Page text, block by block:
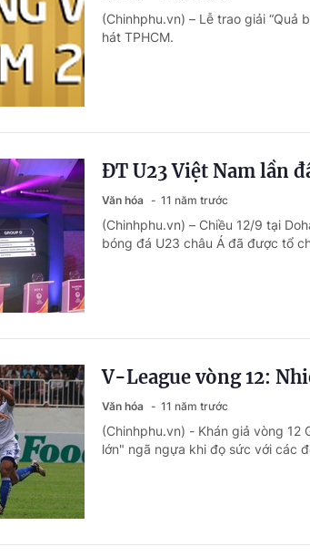
(Chinhphu.vn) – Lễ trao giải “Quả
hát TPHCM.
ĐT U23 Việt Nam lần
Văn hóa 11 năm trước
(Chinhphu.vn) – Chiều 12/9 tại
bóng đá U23 châu Á đã được tổ
V-League vòng 12:
Văn hóa 11 năm trước
(Chinhphu.vn) - Khán giả vòng 12
lớn" ngã ngựa khi đọ sức với các